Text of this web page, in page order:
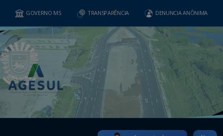
GOVERNO MS TRANSPARÊNCIA DENUNCIA ANÔNIMA